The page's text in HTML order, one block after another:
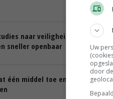
naar veiligheid
sneller openbaar
één middel toe en schrapt
Uw
door